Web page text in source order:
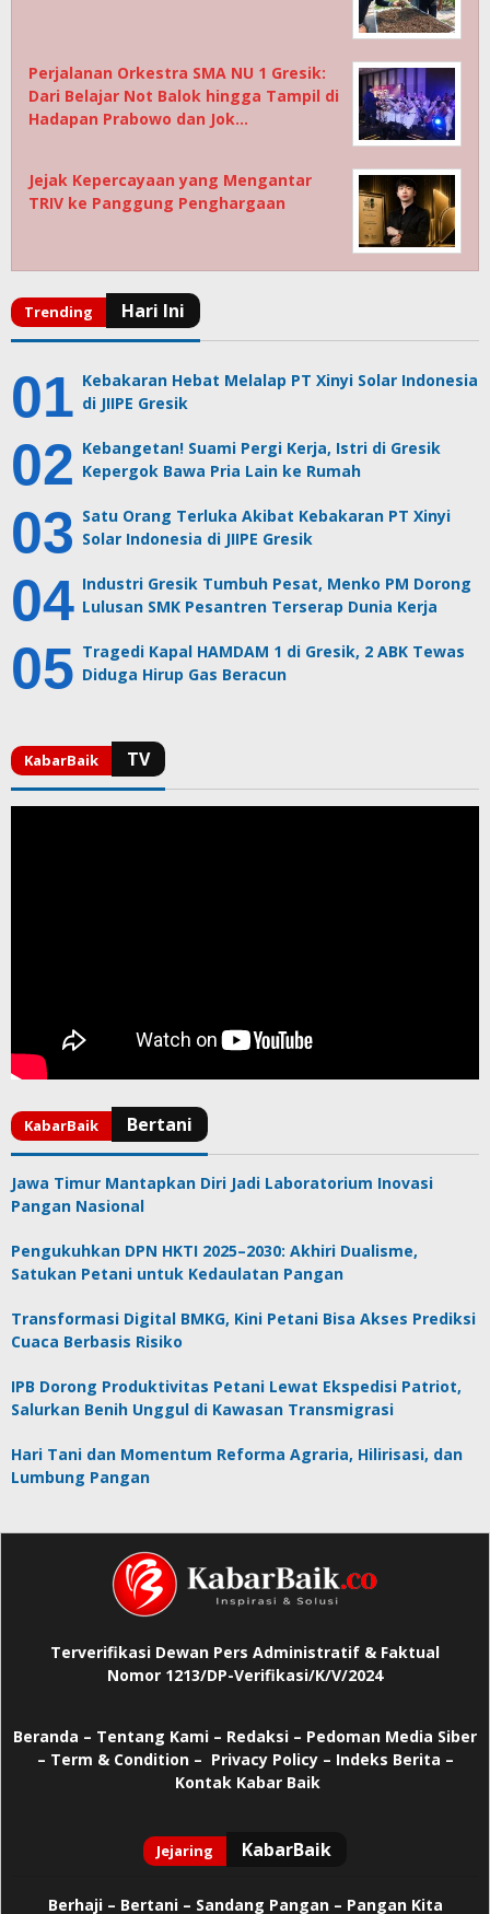
Perjalanan Orkestra SMA NU 1 Gresik:
Dari Belajar Not Balok hingga Tampil di
Hadapan Prabowo dan Jok…
Jejak Kepercayaan yang Mengantar
TRIV ke Panggung Penghargaan
Kebakaran Hebat Melalap PT Xinyi Solar Indonesia
di JIIPE Gresik
Kebangetan! Suami Pergi Kerja, Istri di Gresik
Kepergok Bawa Pria Lain ke Rumah
Satu Orang Terluka Akibat Kebakaran PT Xinyi
Solar Indonesia di JIIPE Gresik
Industri Gresik Tumbuh Pesat, Menko PM Dorong
Lulusan SMK Pesantren Terserap Dunia Kerja
Tragedi Kapal HAMDAM 1 di Gresik, 2 ABK Tewas
Diduga Hirup Gas Beracun
Jawa Timur Mantapkan Diri Jadi Laboratorium Inovasi
Pangan Nasional
Pengukuhkan DPN HKTI 2025–2030: Akhiri Dualisme,
Satukan Petani untuk Kedaulatan Pangan
Transformasi Digital BMKG, Kini Petani Bisa Akses Prediksi
Cuaca Berbasis Risiko
IPB Dorong Produktivitas Petani Lewat Ekspedisi Patriot,
Salurkan Benih Unggul di Kawasan Transmigrasi
Hari Tani dan Momentum Reforma Agraria, Hilirisasi, dan
Lumbung Pangan
Terverifikasi Dewan Pers Administratif & Faktual
Nomor 1213/DP-Verifikasi/K/V/2024
Beranda – Tentang Kami – Redaksi – Pedoman Media Siber
– Term & Condition – Privacy Policy– Indeks Berita –
Kontak Kabar Baik
Berhaji– Bertani – Sandang Pangan – Pangan Kita